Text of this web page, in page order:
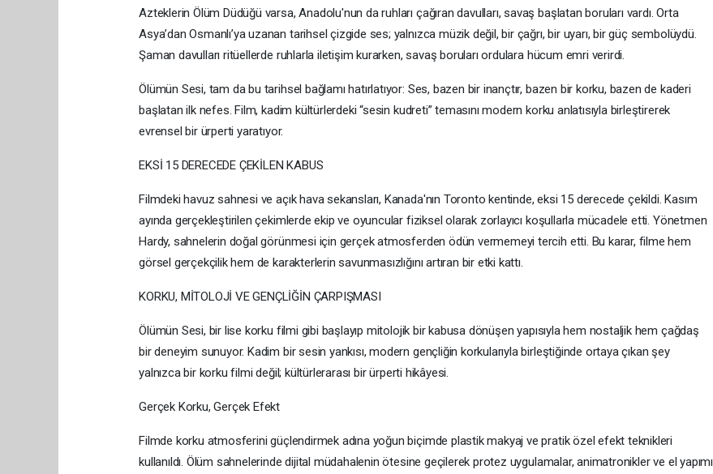
Azteklerin Ölüm Düdüğü varsa, Anadolu'nun da ruhları çağıran davulları, savaş başlatan boruları vardı. Orta
Asya’dan Osmanlı’ya uzanan tarihsel çizgide ses; yalnızca müzik değil, bir çağrı, bir uyarı, bir güç sembolüydü.
Şaman davulları ritüellerde ruhlarla iletişim kurarken, savaş boruları ordulara hücum emri verirdi.
Ölümün Sesi, tam da bu tarihsel bağlamı hatırlatıyor: Ses, bazen bir inançtır, bazen bir korku, bazen de kaderi
başlatan ilk nefes. Film, kadim kültürlerdeki “sesin kudreti” temasını modern korku anlatısıyla birleştirerek
evrensel bir ürperti yaratıyor.
EKSİ 15 DERECEDE ÇEKİLEN KABUS
Filmdeki havuz sahnesi ve açık hava sekansları, Kanada'nın Toronto kentinde, eksi 15 derecede çekildi. Kasım
ayında gerçekleştirilen çekimlerde ekip ve oyuncular fiziksel olarak zorlayıcı koşullarla mücadele etti. Yönetmen
Hardy, sahnelerin doğal görünmesi için gerçek atmosferden ödün vermemeyi tercih etti. Bu karar, filme hem
görsel gerçekçilik hem de karakterlerin savunmasızlığını artıran bir etki kattı.
KORKU, MİTOLOJİ VE GENÇLİĞİN ÇARPIŞMASI
Ölümün Sesi, bir lise korku filmi gibi başlayıp mitolojik bir kabusa dönüşen yapısıyla hem nostaljik hem çağdaş
bir deneyim sunuyor. Kadim bir sesin yankısı, modern gençliğin korkularıyla birleştiğinde ortaya çıkan şey
yalnızca bir korku filmi değil; kültürlerarası bir ürperti hikâyesi.
Gerçek Korku, Gerçek Efekt
Filmde korku atmosferini güçlendirmek adına yoğun biçimde plastik makyaj ve pratik özel efekt teknikleri
kullanıldı. Ölüm sahnelerinde dijital müdahalenin ötesine geçilerek protez uygulamalar, animatronikler ve el yapımı